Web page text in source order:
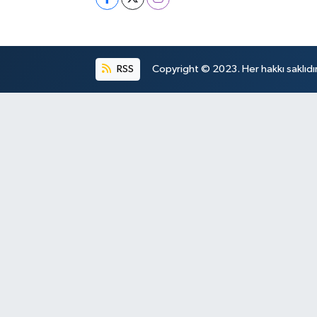
RSS Copyright © 2023. Her hakkı